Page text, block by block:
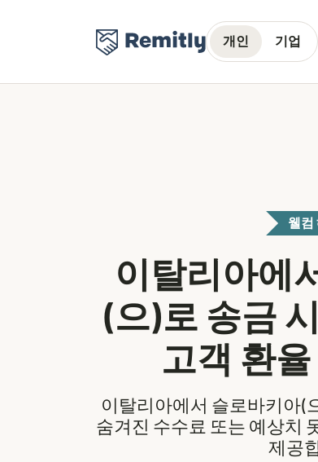
개인 기업
웰컴
이탈리아에
(으)로 송금
고객 환
이탈리아에서 슬로바키아(
숨겨진 수수료 또는 예상치
제공